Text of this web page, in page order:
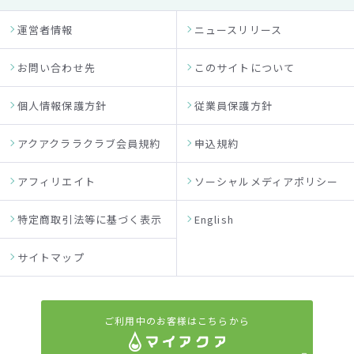
運営者情報 ニュースリリース
お問い合わせ先 このサイトについて
個人情報保護方針 従業員保護方針
アクアクララクラブ会員規約 申込規約
アフィリエイト ソーシャルメディアポリシー
特定商取引法等に基づく表示 English
サイトマップ
ご利用中のお客様はこちらから